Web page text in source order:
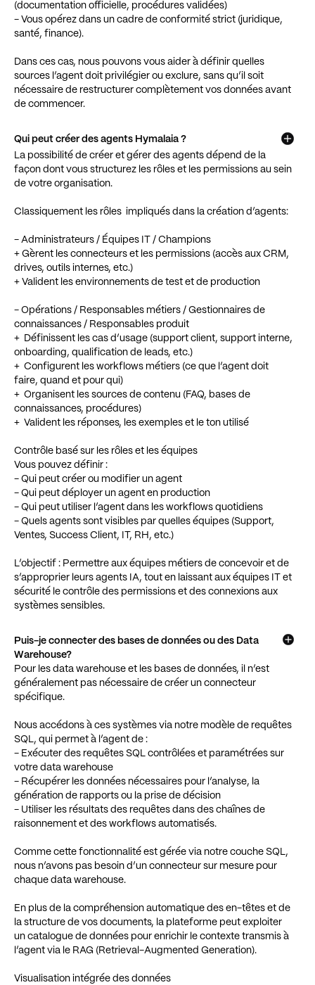
(documentation officielle, procédures validées)
- Vous opérez dans un cadre de conformité strict (juridique,
santé, finance).
Dans ces cas, nous pouvons vous aider à définir quelles
sources l’agent doit privilégier ou exclure, sans qu’il soit
nécessaire de restructurer complètement vos données avant
de commencer.
Qui peut créer des agents Hymalaia ?
La possibilité de créer et gérer des agents dépend de la
façon dont vous structurez les rôles et les permissions au sein
de votre organisation.
Classiquement les rôles impliqués dans la création d’agents:
- Administrateurs / Équipes IT / Champions
+ Gèrent les connecteurs et les permissions (accès aux CRM,
drives, outils internes, etc.)
+ Valident les environnements de test et de production
- Opérations / Responsables métiers / Gestionnaires de
connaissances / Responsables produit
+ Définissent les cas d’usage (support client, support interne,
onboarding, qualification de leads, etc.)
+ Configurent les workflows métiers (ce que l’agent doit
faire, quand et pour qui)
+ Organisent les sources de contenu (FAQ, bases de
connaissances, procédures)
+ Valident les réponses, les exemples et le ton utilisé
Contrôle basé sur les rôles et les équipes
Vous pouvez définir :
- Qui peut créer ou modifier un agent
- Qui peut déployer un agent en production
- Qui peut utiliser l’agent dans les workflows quotidiens
- Quels agents sont visibles par quelles équipes (Support,
Ventes, Success Client, IT, RH, etc.)
L’objectif : Permettre aux équipes métiers de concevoir et de
s’approprier leurs agents IA, tout en laissant aux équipes IT et
sécurité le contrôle des permissions et des connexions aux
systèmes sensibles.
Puis-je connecter des bases de données ou des Data
Warehouse?
Pour les data warehouse et les bases de données, il n’est
généralement pas nécessaire de créer un connecteur
spécifique.
Nous accédons à ces systèmes via notre modèle de requêtes
SQL, qui permet à l’agent de :
- Exécuter des requêtes SQL contrôlées et paramétrées sur
votre data warehouse
- Récupérer les données nécessaires pour l’analyse, la
génération de rapports ou la prise de décision
- Utiliser les résultats des requêtes dans des chaînes de
raisonnement et des workflows automatisés.
Comme cette fonctionnalité est gérée via notre couche SQL,
nous n’avons pas besoin d’un connecteur sur mesure pour
chaque data warehouse.
En plus de la compréhension automatique des en-têtes et de
la structure de vos documents, la plateforme peut exploiter
un catalogue de données pour enrichir le contexte transmis à
l’agent via le RAG (Retrieval-Augmented Generation).
Visualisation intégrée des données